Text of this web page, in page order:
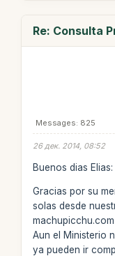
Re: Consulta
Messages: 825
26 дек. 2014, 08:52
Buenos dias Elias:
Gracias por su
solas desde
Aun el Ministerio
ya pueden ir